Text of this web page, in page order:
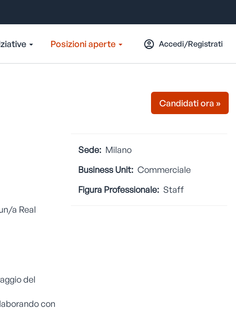
Posizioni aperte Accedi/Registrati
Candidati ora »
a Real
del
con
Sede: Milano
Business Unit: Commerciale
Figura Professionale: Staff